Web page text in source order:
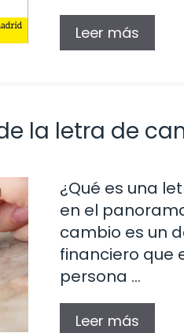
Leer más
la letra de
¿Qué es una
en el
cambio es un
financiero que
persona …
Leer más